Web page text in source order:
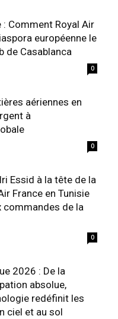
Comment Royal Air
européenne le
de Casablanca
0
aériennes en
à
0
Essid à la tête de la
France en Tunisie
commandes de la
0
2026 : De la
absolue,
redéfinit les
ciel et au sol